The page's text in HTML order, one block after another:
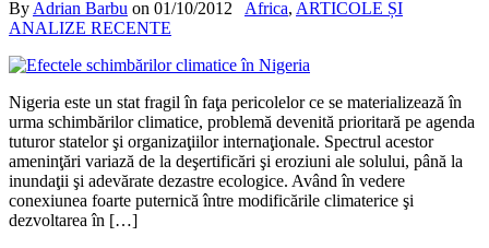
By Adrian Barbu on 01/10/2012 Africa, ARTICOLE ȘI
ANALIZE RECENTE
Nigeria este un stat fragil în faţa pericolelor ce se materializează în
urma schimbărilor climatice, problemă devenită prioritară pe agenda
tuturor statelor şi organizaţiilor internaţionale. Spectrul acestor
ameninţări variază de la deşertificări şi eroziuni ale solului, până la
inundaţii şi adevărate dezastre ecologice. Având în vedere
conexiunea foarte puternică între modificările climaterice şi
dezvoltarea în […]